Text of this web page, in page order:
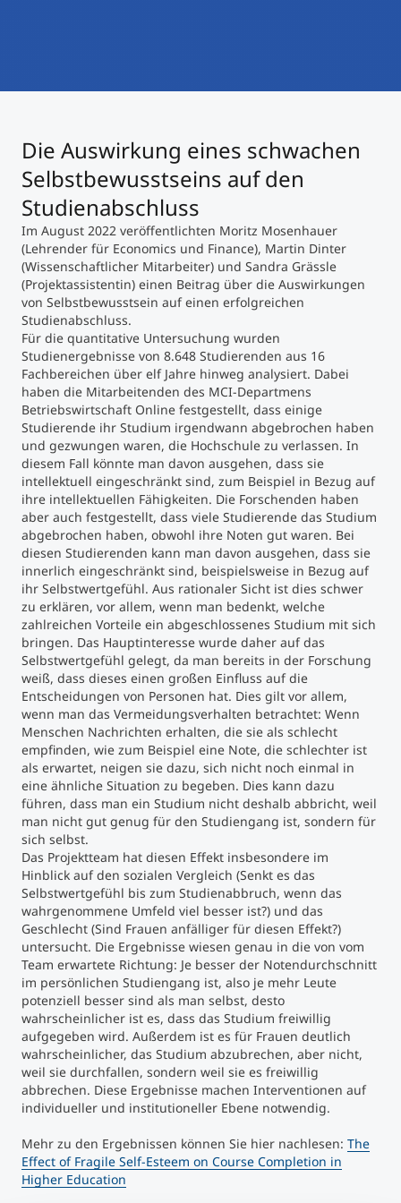
Study Finder Bachelor/Master
Masterclasses
Management-Seminare
Technische Weiterbildung
Maßgeschneiderte Programme
Studienberatung
Executive Education Finder
Die Auswirkung eines schwachen
Selbstbewusstseins auf den
Studienabschluss
Im August 2022 veröffentlichten Moritz Mosenhauer
(Lehrender für Economics und Finance), Martin Dinter
(Wissenschaftlicher Mitarbeiter) und Sandra Grässle
(Projektassistentin) einen Beitrag über die Auswirkungen
von Selbstbewusstsein auf einen erfolgreichen
Studienabschluss.
Für die quantitative Untersuchung wurden
Studienergebnisse von 8.648 Studierenden aus 16
Fachbereichen über elf Jahre hinweg analysiert. Dabei
haben die Mitarbeitenden des MCI-Departmens
Betriebswirtschaft Online festgestellt, dass einige
Studierende ihr Studium irgendwann abgebrochen haben
und gezwungen waren, die Hochschule zu verlassen. In
diesem Fall könnte man davon ausgehen, dass sie
intellektuell eingeschränkt sind, zum Beispiel in Bezug auf
ihre intellektuellen Fähigkeiten. Die Forschenden haben
aber auch festgestellt, dass viele Studierende das Studium
abgebrochen haben, obwohl ihre Noten gut waren. Bei
diesen Studierenden kann man davon ausgehen, dass sie
innerlich eingeschränkt sind, beispielsweise in Bezug auf
ihr Selbstwertgefühl. Aus rationaler Sicht ist dies schwer
zu erklären, vor allem, wenn man bedenkt, welche
zahlreichen Vorteile ein abgeschlossenes Studium mit sich
bringen. Das Hauptinteresse wurde daher auf das
Selbstwertgefühl gelegt, da man bereits in der Forschung
weiß, dass dieses einen großen Einfluss auf die
Entscheidungen von Personen hat. Dies gilt vor allem,
wenn man das Vermeidungsverhalten betrachtet: Wenn
Menschen Nachrichten erhalten, die sie als schlecht
empfinden, wie zum Beispiel eine Note, die schlechter ist
als erwartet, neigen sie dazu, sich nicht noch einmal in
eine ähnliche Situation zu begeben. Dies kann dazu
führen, dass man ein Studium nicht deshalb abbricht, weil
man nicht gut genug für den Studiengang ist, sondern für
sich selbst.
Das Projektteam hat diesen Effekt insbesondere im
Hinblick auf den sozialen Vergleich (Senkt es das
Selbstwertgefühl bis zum Studienabbruch, wenn das
wahrgenommene Umfeld viel besser ist?) und das
Geschlecht (Sind Frauen anfälliger für diesen Effekt?)
untersucht. Die Ergebnisse wiesen genau in die von vom
Team erwartete Richtung: Je besser der Notendurchschnitt
im persönlichen Studiengang ist, also je mehr Leute
potenziell besser sind als man selbst, desto
wahrscheinlicher ist es, dass das Studium freiwillig
aufgegeben wird. Außerdem ist es für Frauen deutlich
wahrscheinlicher, das Studium abzubrechen, aber nicht,
weil sie durchfallen, sondern weil sie es freiwillig
abbrechen. Diese Ergebnisse machen Interventionen auf
individueller und institutioneller Ebene notwendig.
Mehr zu den Ergebnissen können Sie hier nachlesen: The
Effect of Fragile Self-Esteem on Course Completion in
Higher Education